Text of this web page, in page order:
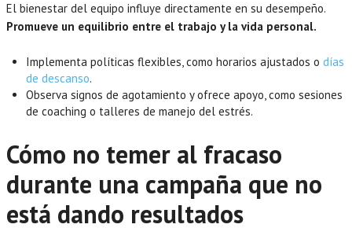
El bienestar del equipo influye directamente en su desempeño.
Promueve un equilibrio entre el trabajo y la vida personal.
Implementa políticas flexibles, como horarios ajustados o días
de descanso.
Observa signos de agotamiento y ofrece apoyo, como sesiones
de coaching o talleres de manejo del estrés.
Cómo no temer al fracaso
durante una campaña que no
está dando resultados